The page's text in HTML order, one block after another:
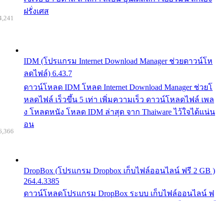
ฝรั่งเศส
IDM (โปรแกรม Internet Download Manager ช่วยดาวน์โห
ลดไฟล์) 6.43.7
ดาวน์โหลด IDM โหลด Internet Download Manager ช่วยโ
หลดไฟล์ เร็วขึ้น 5 เท่า เพิ่มความเร็ว ดาวน์โหลดไฟล์ เพล
ง โหลดหนัง โหลด IDM ล่าสุด จาก Thaiware ไว้ใจได้แน่น
อน
DropBox (โปรแกรม Dropbox เก็บไฟล์ออนไลน์ ฟรี 2 GB )
264.4.3385
ดาวน์โหลดโปรแกรม DropBox ระบบ เก็บไฟล์ออนไลน์ ฟ